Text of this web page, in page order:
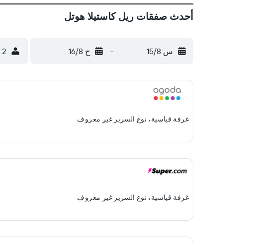
أحدث صفقات ريل كاستيلا هوتل
س 15/8 - ح 16/8 2 من الضيوف، غرفة واحدة
غرفة قياسية، نوع السرير غير معروف
غرفة قياسية، نوع السرير غير معروف